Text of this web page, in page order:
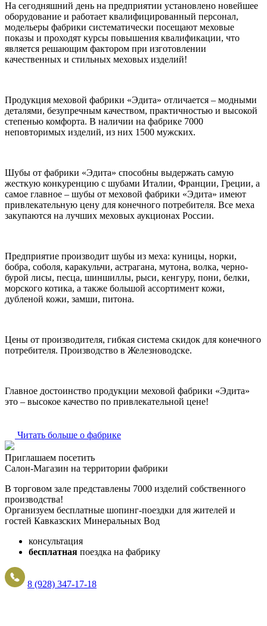
На сегодняшний день на предприятии установлено новейшее
оборудование и работает квалифицированный персонал,
модельеры фабрики систематически посещают меховые
показы и проходят курсы повышения квалификации, что
является решающим фактором при изготовлении
качественных и стильных меховых изделий!
Продукция меховой фабрики «Эдита» отличается – модными
деталями, безупречным качеством, практичностью и высокой
степенью комфорта. В наличии на фабрике 7000
неповторимых изделий, из них 1500 мужских.
Шубы от фабрики «Эдита» способны выдержать самую
жесткую конкуренцию с шубами Италии, Франции, Греции, а
самое главное – шубы от меховой фабрики «Эдита» имеют
привлекательную цену для конечного потребителя. Все меха
закупаются на лучших меховых аукционах России.
Предприятие производит шубы из меха: куницы, норки,
бобра, соболя, каракульчи, астрагана, мутона, волка, черно-
бурой лисы, песца, шиншиллы, рыси, кенгуру, пони, белки,
морского котика, а также большой ассортимент кожи,
дубленой кожи, замши, питона.
Цены от производителя, гибкая система скидок для конечного
потребителя. Производство в Железноводске.
Главное достоинство продукции меховой фабрики «Эдита»
это – высокое качество по привлекательной цене!
Читать больше о фабрике
Приглашаем посетить
Салон-Магазин на территории фабрики
В торговом зале представлены 7000 изделий собственного
производства!
Организуем бесплатные шопинг-поездки для жителей и
гостей Кавказских Минеральных Вод
консультация
бесплатная поездка на фабрику
8 (928) 347-17-18